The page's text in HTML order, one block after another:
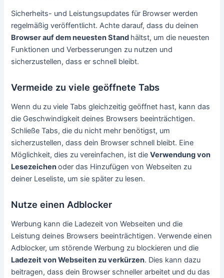
Sicherheits- und Leistungsupdates für Browser werden
regelmäßig veröffentlicht. Achte darauf, dass du deinen
Browser auf dem neuesten Stand hältst, um die neuesten
Funktionen und Verbesserungen zu nutzen und
sicherzustellen, dass er schnell bleibt.
Vermeide zu viele geöffnete Tabs
Wenn du zu viele Tabs gleichzeitig geöffnet hast, kann das
die Geschwindigkeit deines Browsers beeinträchtigen.
Schließe Tabs, die du nicht mehr benötigst, um
sicherzustellen, dass dein Browser schnell bleibt. Eine
Möglichkeit, dies zu vereinfachen, ist dieVerwendung von
Lesezeichenoder das Hinzufügen von Webseiten zu
deiner Leseliste, um sie später zu lesen.
Nutze einen Adblocker
Werbung kann die Ladezeit von Webseiten und die
Leistung deines Browsers beeinträchtigen. Verwende einen
Adblocker, um störende Werbung zu blockieren und die
Ladezeit von Webseiten zu verkürzen. Dies kann dazu
beitragen, dass dein Browser schneller arbeitet und du das